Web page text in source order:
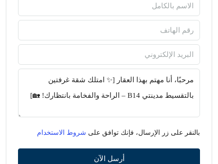
بالنقر على زر الإرسال، فإنك توافق على شروط الاستخدام
أرسل الآن